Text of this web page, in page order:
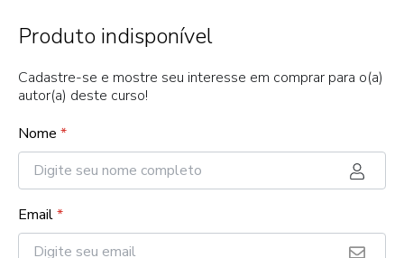
Produto indisponível
Cadastre-se e mostre seu interesse em comprar para o(a)
autor(a) deste curso!
Nome *
Email*